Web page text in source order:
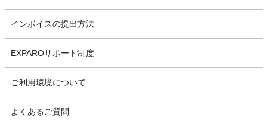
インボイスの提出方法
EXPAROサポート制度
ご利用環境について
よくあるご質問